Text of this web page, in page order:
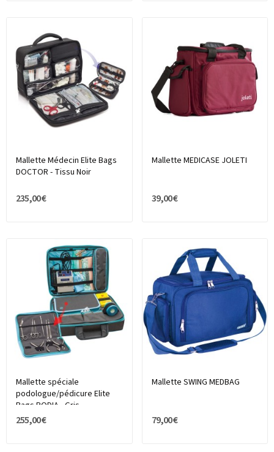
Mallette Médecin Elite Bags
DOCTOR - Tissu Noir
235,00 €
Mallette MEDICASE JOLETI
39,00 €
Mallette spéciale
podologue/pédicure Elite
Bags PODIA - Gris
255,00 €
Mallette SWING MEDBAG
79,00 €